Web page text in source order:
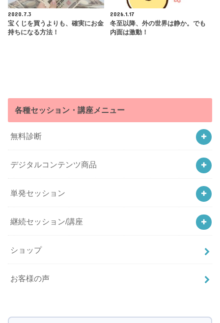
2020.7.3
宝くじを買うよりも、確実にお金
持ちになる方法！
2026.1.17
冬至以降、外の世界は静か。でも
内面は激動！
各種セッション・講座メニュー
無料診断
デジタルコンテンツ商品
単発セッション
継続セッション/講座
ショップ
お客様の声